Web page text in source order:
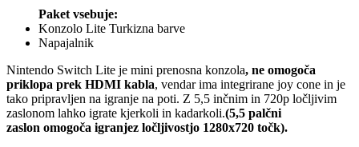
Paket vsebuje:
Konzolo Lite Turkizna barve
Napajalnik
Nintendo Switch Lite je mini prenosna konzola, ne omogoča
priklopa prek HDMI kabla, vendar ima integrirane joy cone in je
tako pripravljen na igranje na poti. Z 5,5 inčnim in 720p ločljivim
zaslonom lahko igrate kjerkoli in kadarkoli.(5,5 palčni
zaslon omogoča igranjez ločljivostjo 1280x720 točk).